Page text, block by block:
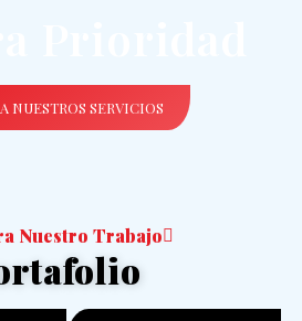
NUESTROS SERVICIOS
Nuestro Trabajo